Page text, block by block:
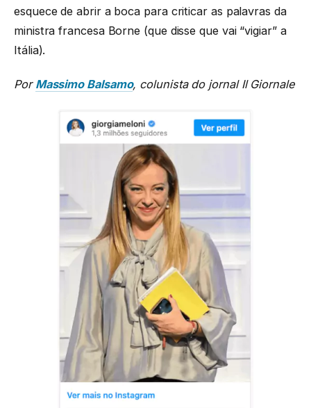
esquece de abrir a boca para criticar as palavras da
ministra francesa Borne (que disse que vai “vigiar” a
Itália).
Por Massimo Balsamo, colunista do jornal Il Giornale